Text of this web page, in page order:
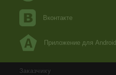
Вконтакте
Приложение для Android
Заказчику